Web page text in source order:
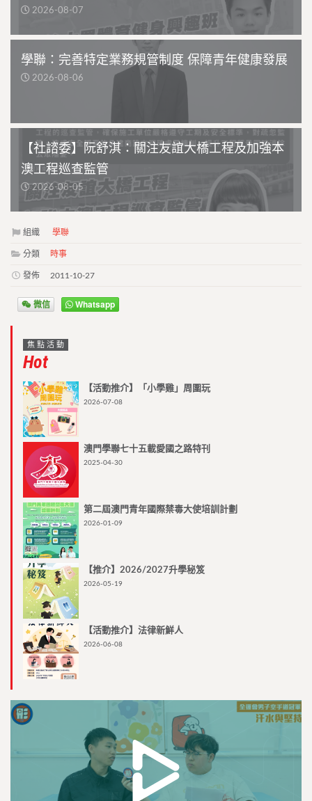
2026-08-07
學聯：完善特定業務規管制度 保障青年健康發展
2026-08-06
【社諮委】阮舒淇：關注友誼大橋工程及加強本
澳工程巡查監管
2026-08-05
組織 學聯
分類 時事
發佈 2011-10-27
微信 Whatsapp
焦點活動
Hot
【活動推介】「小學雞」周圍玩
2026-07-08
澳門學聯七十五載愛國之路特刊
2025-04-30
第二屆澳門青年國際禁毒大使培訓計劃
2026-01-09
【推介】2026/2027升學秘笈
2026-05-19
【活動推介】法律新鮮人
2026-06-08